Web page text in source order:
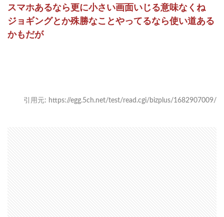
スマホあるなら更に小さい画面いじる意味なくね
ジョギングとか殊勝なことやってるなら使い道ある
かもだが
引用元: https://egg.5ch.net/test/read.cgi/bizplus/1682907009/